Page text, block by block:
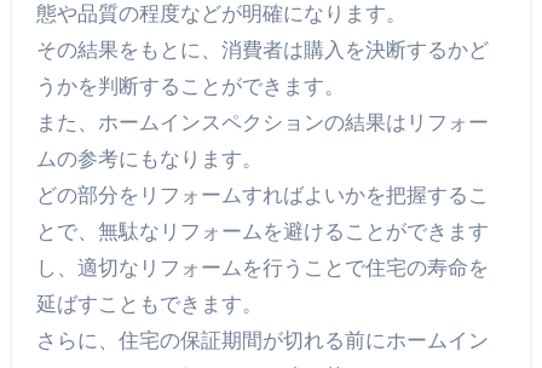
態や品質の程度などが明確になります。
その結果をもとに、消費者は購入を決断するかど
うかを判断することができます。
また、ホームインスペクションの結果はリフォー
ムの参考にもなります。
どの部分をリフォームすればよいかを把握するこ
とで、無駄なリフォームを避けることができます
し、適切なリフォームを行うことで住宅の寿命を
延ばすこともできます。
さらに、住宅の保証期間が切れる前にホームイン